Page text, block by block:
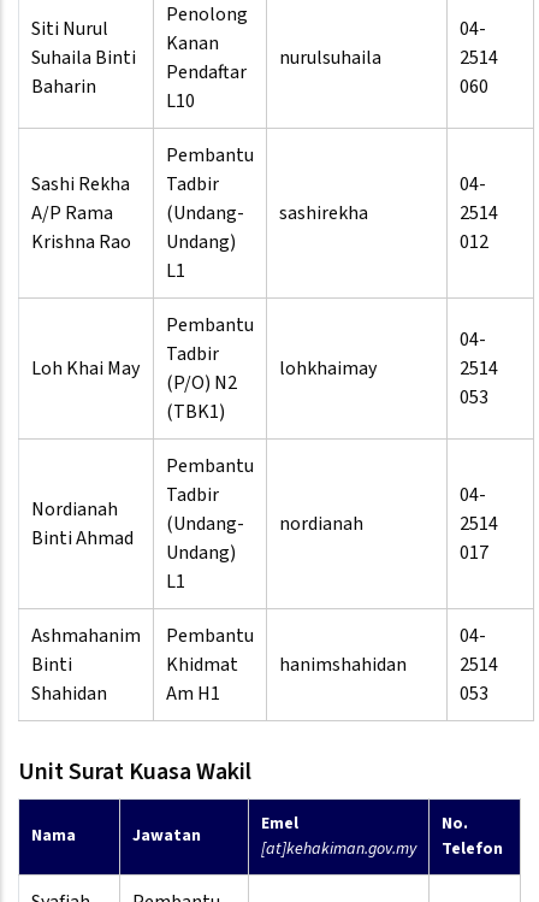
Siti Nurul
Suhaila Binti
Baharin
Penolong
Kanan
Pendaftar
L10
nurulsuhaila
04-
2514
060
Sashi Rekha
A/P Rama
Krishna Rao
Pembantu
Tadbir
(Undang-
Undang)
L1
sashirekha
04-
2514
012
Loh Khai May
Pembantu
Tadbir
(P/O) N2
(TBK1)
lohkhaimay
04-
2514
053
Nordianah
Binti Ahmad
Pembantu
Tadbir
(Undang-
Undang)
L1
nordianah
04-
2514
017
Ashmahanim
Binti
Shahidan
Pembantu
Khidmat
Am H1
hanimshahidan
04-
2514
053
Unit Surat Kuasa Wakil
Nama Jawatan
Emel
[at]kehakiman.gov.my
No.
Telefon